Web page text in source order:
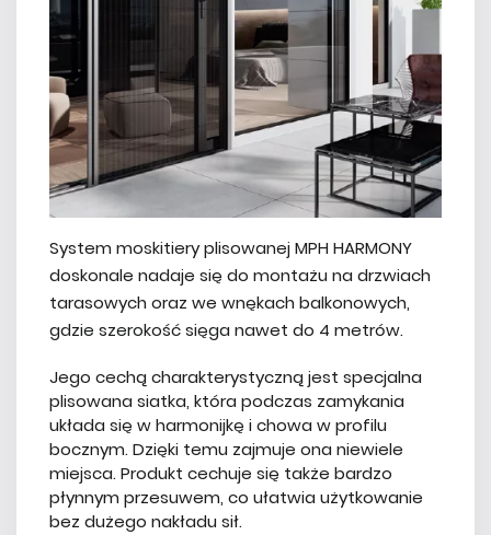
System moskitiery plisowanej MPH HARMONY
doskonale nadaje się do montażu na drzwiach
tarasowych oraz we wnękach balkonowych,
gdzie szerokość sięga nawet do 4 metrów.
Jego cechą charakterystyczną jest specjalna
plisowana siatka, która podczas zamykania
układa się w harmonijkę i chowa w profilu
bocznym. Dzięki temu zajmuje ona niewiele
miejsca. Produkt cechuje się także bardzo
płynnym przesuwem, co ułatwia użytkowanie
bez dużego nakładu sił.